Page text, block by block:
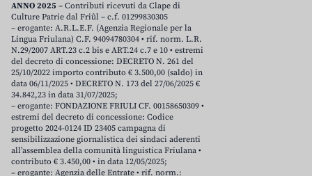
ANNO 2025 – Contributi ricevuti da Clape di
Culture Patrie dal Friûl – c.f. 01299830305
– erogante: A.R.L.E.F. (Agenzia Regionale per la
Lingua Friulana) C.F. 94094780304 • rif. norm. L.R.
N.29/2007 ART.23 c.2 bis e ART.24 c.7 e 10 • estremi
del decreto di concessione: DECRETO N. 261 del
25/10/2022 importo contributo € 3.500,00 (saldo) in
data 06/11/2025 • DECRETO N. 173 del 27/06/2025 €
34.842,23 in data 31/07/2025;
– erogante: FONDAZIONE FRIULI CF. 00158650309 •
estremi del decreto di concessione: Codice
progetto 2024-0124 ID 23405 campagna di
sensibilizzazione giornalistica dei sindaci aderenti
all’assemblea della comunità linguistica Friulana •
contributo € 3.450,00 • in data 12/05/2025;
– erogante: Agenzia delle Entrate • rif. norm.: